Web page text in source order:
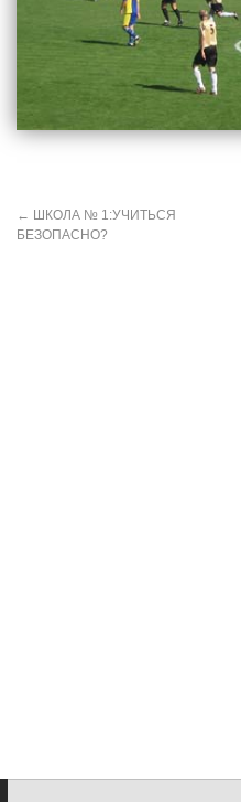
← ШКОЛА № 1:УЧИТЬСЯ
БЕЗОПАСНО?